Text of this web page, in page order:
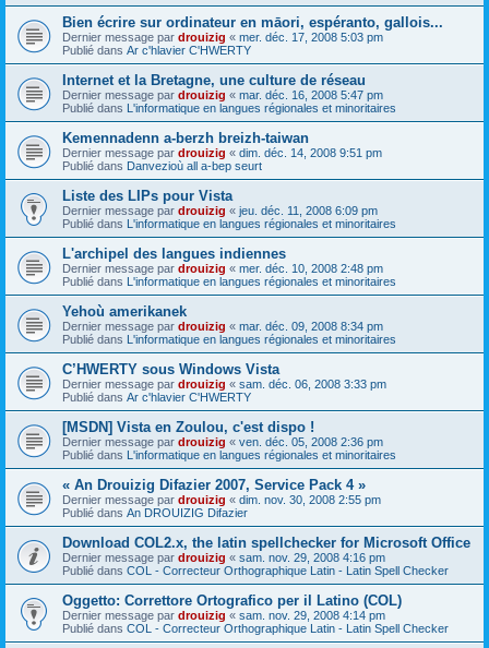
Bien écrire sur ordinateur en māori, espéranto, gallois...
Dernier message par drouizig « mer. déc. 17, 2008 5:03 pm
Publié dans Ar c'hlavier C'HWERTY
Internet et la Bretagne, une culture de réseau
Dernier message par drouizig « mar. déc. 16, 2008 5:47 pm
Publié dans L'informatique en langues régionales et minoritaires
Kemennadenn a-berzh breizh-taiwan
Dernier message par drouizig « dim. déc. 14, 2008 9:51 pm
Publié dans Danvezioù all a-bep seurt
Liste des LIPs pour Vista
Dernier message par drouizig « jeu. déc. 11, 2008 6:09 pm
Publié dans L'informatique en langues régionales et minoritaires
L'archipel des langues indiennes
Dernier message par drouizig « mer. déc. 10, 2008 2:48 pm
Publié dans L'informatique en langues régionales et minoritaires
Yehoù amerikanek
Dernier message par drouizig « mar. déc. 09, 2008 8:34 pm
Publié dans L'informatique en langues régionales et minoritaires
C’HWERTY sous Windows Vista
Dernier message par drouizig « sam. déc. 06, 2008 3:33 pm
Publié dans Ar c'hlavier C'HWERTY
[MSDN] Vista en Zoulou, c'est dispo !
Dernier message par drouizig « ven. déc. 05, 2008 2:36 pm
Publié dans L'informatique en langues régionales et minoritaires
« An Drouizig Difazier 2007, Service Pack 4 »
Dernier message par drouizig « dim. nov. 30, 2008 2:55 pm
Publié dans An DROUIZIG Difazier
Download COL2.x, the latin spellchecker for Microsoft Office
Dernier message par drouizig « sam. nov. 29, 2008 4:16 pm
Publié dans COL - Correcteur Orthographique Latin - Latin Spell Checker
Oggetto: Correttore Ortografico per il Latino (COL)
Dernier message par drouizig « sam. nov. 29, 2008 4:14 pm
Publié dans COL - Correcteur Orthographique Latin - Latin Spell Checker